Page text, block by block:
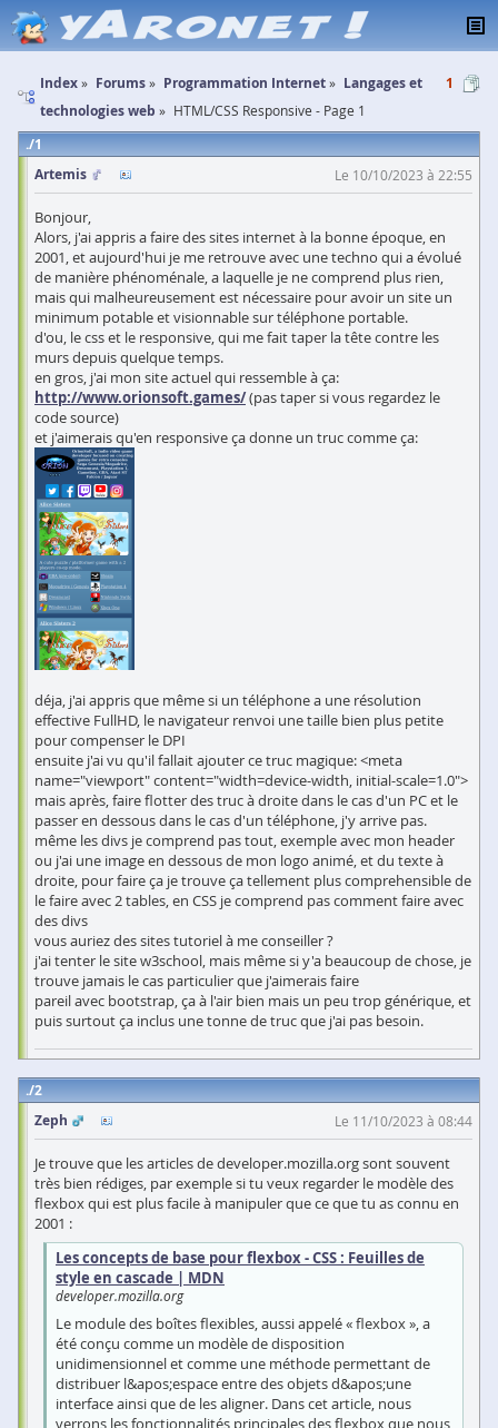
Index Forums Programmation Internet
Langages et
technologies web
HTML/CSS Responsive - Page 1
1
1
Artemis
Le 10/10/2023 à 22:55
Bonjour,
Alors, j'ai appris a faire des sites internet à la bonne époque, en
2001, et aujourd'hui je me retrouve avec une techno qui a évolué
de manière phénoménale, a laquelle je ne comprend plus rien,
mais qui malheureusement est nécessaire pour avoir un site un
minimum potable et visionnable sur téléphone portable.
d'ou, le css et le responsive, qui me fait taper la tête contre les
murs depuis quelque temps.
en gros, j'ai mon site actuel qui ressemble à ça:
http://www.orionsoft.games/(pas taper si vous regardez le
code source)
et j'aimerais qu'en responsive ça donne un truc comme ça:
déja, j'ai appris que même si un téléphone a une résolution
effective FullHD, le navigateur renvoi une taille bien plus petite
pour compenser le DPI
ensuite j'ai vu qu'il fallait ajouter ce truc magique: <meta
name="viewport" content="width=device-width, initial-scale=1.0">
mais après, faire flotter des truc à droite dans le cas d'un PC et le
passer en dessous dans le cas d'un téléphone, j'y arrive pas.
même les divs je comprend pas tout, exemple avec mon header
ou j'ai une image en dessous de mon logo animé, et du texte à
droite, pour faire ça je trouve ça tellement plus comprehensible de
le faire avec 2 tables, en CSS je comprend pas comment faire avec
des divs
vous auriez des sites tutoriel à me conseiller ?
j'ai tenter le site w3school, mais même si y'a beaucoup de chose, je
trouve jamais le cas particulier que j'aimerais faire
pareil avec bootstrap, ça à l'air bien mais un peu trop générique, et
puis surtout ça inclus une tonne de truc que j'ai pas besoin.
2
Zeph
Le 11/10/2023 à 08:44
Je trouve que les articles de developer.mozilla.org sont souvent
très bien rédiges, par exemple si tu veux regarder le modèle des
flexbox qui est plus facile à manipuler que ce que tu as connu en
2001 :
Les concepts de base pour flexbox - CSS : Feuilles de
style en cascade | MDN
developer.mozilla.org
Le module des boîtes flexibles, aussi appelé « flexbox », a
été conçu comme un modèle de disposition
unidimensionnel et comme une méthode permettant de
distribuer l&apos;espace entre des objets d&apos;une
interface ainsi que de les aligner. Dans cet article, nous
verrons les fonctionnalités principales des flexbox que nous